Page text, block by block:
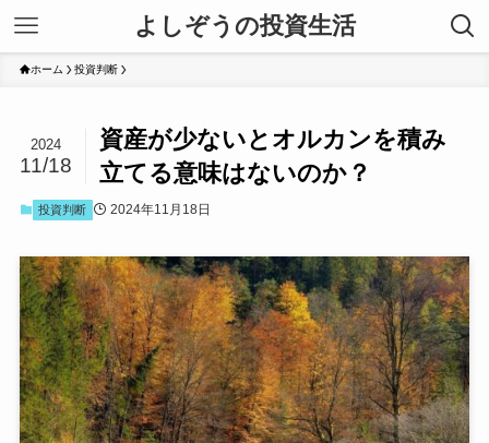
よしぞうの投資生活
ホーム 投資判断
資産が少ないとオルカンを積み
立てる意味はないのか？
2024
11/18
投資判断 2024年11月18日